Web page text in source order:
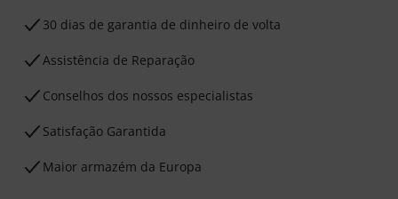
30 dias de garantia de dinheiro de volta
Assistência de Reparação
Conselhos dos nossos especialistas
Satisfação Garantida
Maior armazém da Europa